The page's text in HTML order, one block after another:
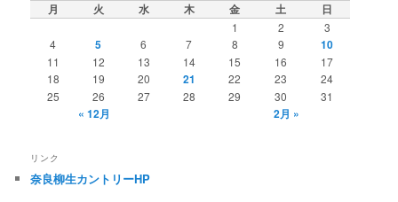
月 火 水 木 金 土 日
1 2
3
4
5 6 7 8 9 10
11 12 13 14 15 16
17
18
19 20 21 22 23
24
25
26 27 28 29 30 31
« 12月 2月 »
リンク
奈良柳生カントリーHP